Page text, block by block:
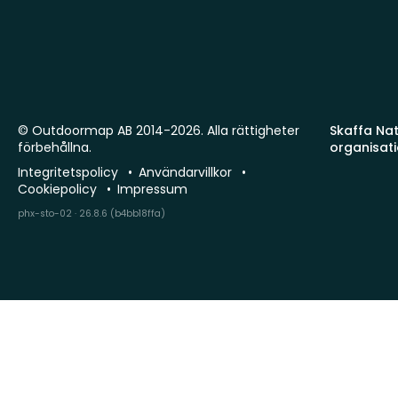
Skaffa
© Outdoormap AB 2014-2026. Alla rättigheter
förbehållna.
Integritetspolicy
Användarvillkor
Cookiepolicy
Impressum
phx-sto-02 · 26.8.6 (b4bb18ffa)